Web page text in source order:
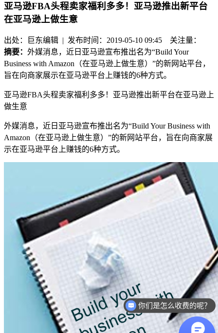
亚马逊FBA头程卖家福利多多！亚马逊推出新平台
在亚马逊上做生意
出处：巨东编辑 | 发布时间：2019-05-10 09:45 关注量：
摘要： 外媒消息，近日亚马逊宣布推出名为“Build Your
Business with Amazon（在亚马逊上做生意）”的新网站平台，
旨在向商家展示在亚马逊平台上赚钱的6种方式。
亚马逊FBA头程卖家福利多多！亚马逊推出新平台在亚马逊上
做生意
外媒消息，近日亚马逊宣布推出名为“Build Your Business with
Amazon（在亚马逊上做生意）”的新网站平台，旨在向商家展
示在亚马逊平台上赚钱的6种方式。
你们是怎么收费的呢？